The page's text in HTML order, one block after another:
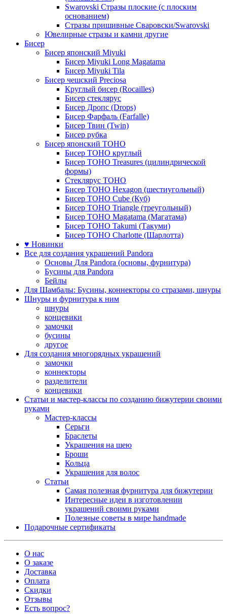
Swarovski Стразы плоские (с плоским
основанием)
Стразы пришивные Сваровски/Swarovski
Ювелирные стразы и камни другие
Бисер
Бисер японский Miyuki
Бисер Miyuki Long Magatama
Бисер Miyuki Tila
Бисер чешский Preciosa
Круглый бисер (Rocailles)
Бисер стеклярус
Бисер Дропс (Drops)
Бисер Фарфаль (Farfalle)
Бисер Твин (Twin)
Бисер рубка
Бисер японский TOHO
Бисер TOHO круглый
Бисер TOHO Treasures (цилиндрической
формы)
Стеклярус TOHO
Бисер TOHO Hexagon (шестиугольный)
Бисер TOHO Cube (Куб)
Бисер TOHO Triangle (треугольный)
Бисер TOHO Magatama (Магатама)
Бисер TOHO Takumi (Такуми)
Бисер TOHO Charlotte (Шарлотта)
♥ Новинки
Все для создания украшений Pandora
Основы Для Pandora (основы, фурнитура)
Бусины для Pandora
Бейлы
Для Шамбалы: Бусины, коннекторы со стразами, шнуры
Шнуры и фурнитура к ним
шнуры
концевики
замочки
бусины
другое
Для создания многорядных украшений
замочки
коннекторы
разделители
концевики
Статьи и мастер-классы по созданию бижутерии своими
руками
Мастер-классы
Серьги
Браслеты
Украшения на шею
Броши
Кольца
Украшения для волос
Статьи
Самая полезная фурнитура для бижутерии
Интересные идеи в изготовлении
украшений своими руками
Полезные советы в мире handmade
Подарочные сертификаты
О нас
О заказе
Доставка
Оплата
Скидки
Отзывы
Есть вопрос?